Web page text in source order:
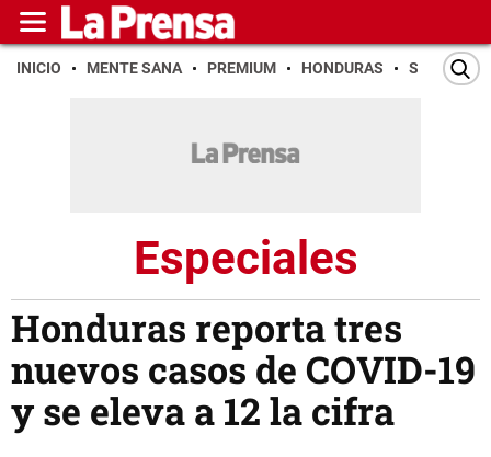
INICIO MENTE SANA PREMIUM HONDURAS SAN PEDRO
Especiales
Honduras reporta tres
nuevos casos de COVID-19
y se eleva a 12 la cifra